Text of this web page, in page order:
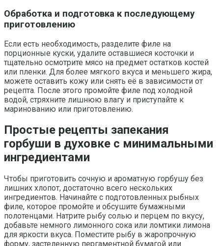
Обработка и подготовка к последующему
приготовлению
Если есть необходимость, разделите филе на
порционные куски, удалите оставшиеся косточки и
тщательно осмотрите мясо на предмет остатков костей
или пленки. Для более мягкого вкуса и меньшего жира,
можете оставить кожу или снять её в зависимости от
рецепта. После этого промойте филе под холодной
водой, стряхните лишнюю влагу и приступайте к
маринованию или приготовлению.
Простые рецепты запекания
горбуши в духовке с минимальными
ингредиентами
Чтобы приготовить сочную и ароматную горбушу без
лишних хлопот, достаточно всего нескольких
ингредиентов. Начинайте с подготовленных рыбных
филе, которое промойте и обсушите бумажными
полотенцами. Натрите рыбу солью и перцем по вкусу,
добавьте немного лимонного сока или ломтики лимона
для яркости вкуса. Поместите рыбу в жаропрочную
форму, застеленную пергаментной бумагой или